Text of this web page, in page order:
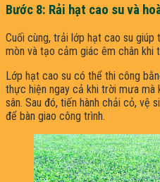
Bước 8: Rải hạt cao su và
Cuối cùng, trải lớp hạt cao su giúp
mòn và tạo cảm giác êm chân khi
Lớp hạt cao su có thể thi công
thực hiện ngay cả khi trời mưa mà
sân. Sau đó, tiến hành chải cỏ, vệ
để bàn giao công trình.